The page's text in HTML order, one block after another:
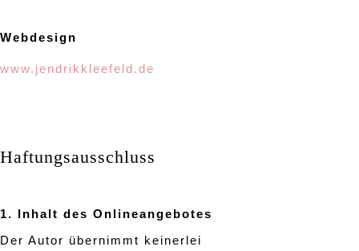
Webdesign
www.jendrikkleefeld.de
Haftungsausschluss
1. Inhalt des Onlineangebotes
Der Autor übernimmt keinerlei